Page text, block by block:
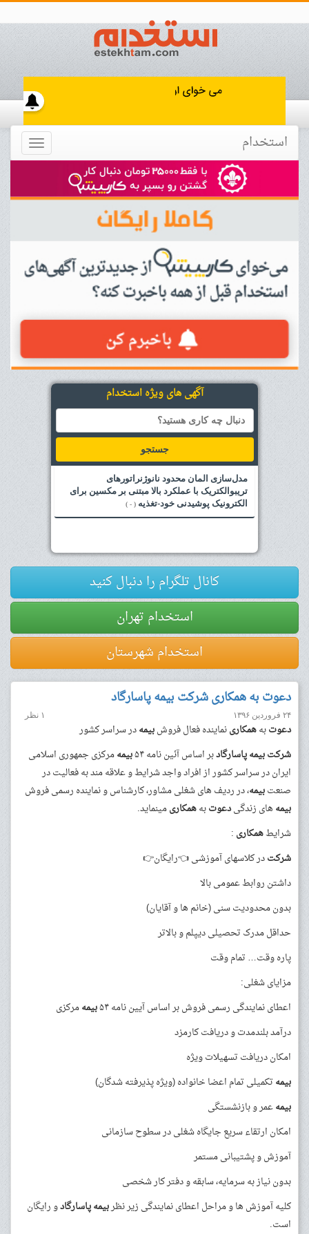
Toggle استخدام
آگهی های ویژه استخدام
جستجو
مدل‌سازی المان محدود نانوژنراتورهای
تریبوالکتریک با عملکرد بالا مبتنی بر مکسین برای
الکترونیک پوشیدنی خود-تغذیه ( - )
کانال تلگرام را دنبال کنید
استخدام تهران
استخدام شهرستان
دعوت به همکاری شرکت بیمه پاسارگاد
۲۴ فروردین ۱۳۹۶ ۱ نظر
دعوتبههمکارینماینده فعال فروشبیمهدر سراسر کشور
شرکتبیمهپاسارگادبر اساس آئین نامه ۵۴ بیمهمرکزی جمهوری اسلامی
ایران در سراسر کشور از افراد واجد شرایط و علاقه مند به فعالیت در
صنعتبیمه، در ردیف های شغلی مشاور، کارشناس و نماینده رسمی فروش
بیمه های زندگیدعوتبههمکاریمینماید.
شرایطهمکاری :
شرکتدر کلاسهای آموزشی 👈رایگان👉
داشتن روابط عمومی بالا
بدون محدودیت سنی (خانم ها و آقایان)
حداقل مدرک تحصیلی دیپلم و بالاتر
پاره وقت… تمام وقت
مزایای شغلی:
اعطای نمایندگی رسمی فروش بر اساس آیین نامه ۵۴
بیمهمرکزی
درآمد بلندمدت و دریافت کارمزد
امکان دریافت تسهیلات ویژه
بیمه تکمیلی تمام اعضا خانواده (ویژه پذیرفته شدگان)
بیمهعمر و بازنشستگی
امکان ارتقاء سریع جایگاه شغلی در سطوح سازمانی
آموزش و پشتیبانی مستمر
بدون نیاز به سرمایه، سابقه و دفتر کار شخصی
کلیه آموزش ها و مراحل اعطای نمایندگی زیر نظربیمهپاسارگادو رایگان
است.